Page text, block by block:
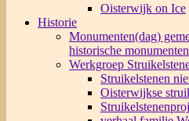
Oisterwijk on Ice
Historie
Monumenten(dag)
historische
Werkgroep
Struikelstenen
Oisterwijkse